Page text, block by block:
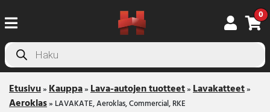
0
Products
search
Etusivu»Kauppa»Lava-autojen tuotteet»Lavakatteet»
Aeroklas» LAVAKATE, Aeroklas, Commercial, RKE